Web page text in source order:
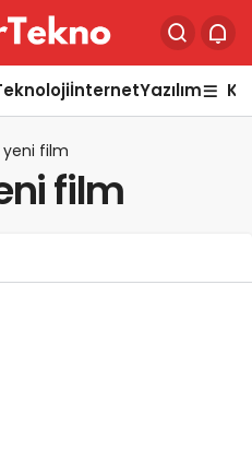
İnternetYazılım
yeni film
film